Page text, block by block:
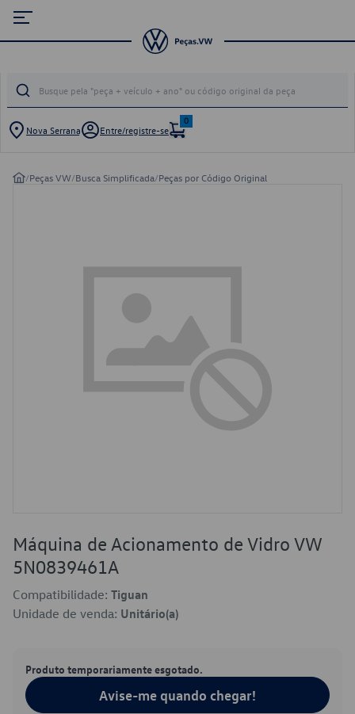
Nova Serrana Entre/registre-se
0
/Peças VW/Busca Simplificada/Peças por Código Original
Máquina de Acionamento de Vidro VW
5N0839461A
Compatibilidade: Tiguan
Unidade de venda: Unitário(a)
Produto temporariamente esgotado.
Avise-me quando chegar!